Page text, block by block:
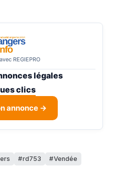
REGIEPRO
légales
clics
annonce →
rd753 Vendée